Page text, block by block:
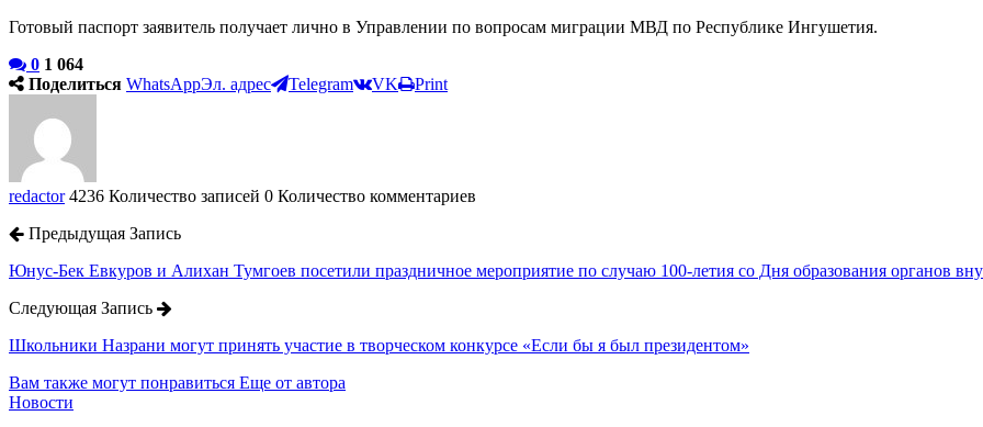
Готовый паспорт заявитель получает лично в Управлении по вопросам миграции МВД по Республике Ингушетия.
0 1 064
Поделиться WhatsAppЭл. адрес Telegram VK Print
redactor 4236 Количество записей 0 Количество комментариев
Предыдущая Запись
Юнус-Бек Евкуров и Алихан Тумгоев посетили праздничное мероприятие по случаю 100-летия со Дня образования органов
Следующая Запись
Школьники Назрани могут принять участие в творческом конкурсе «Если бы я был президентом»
Вам также могут понравиться Еще от автора
Новости